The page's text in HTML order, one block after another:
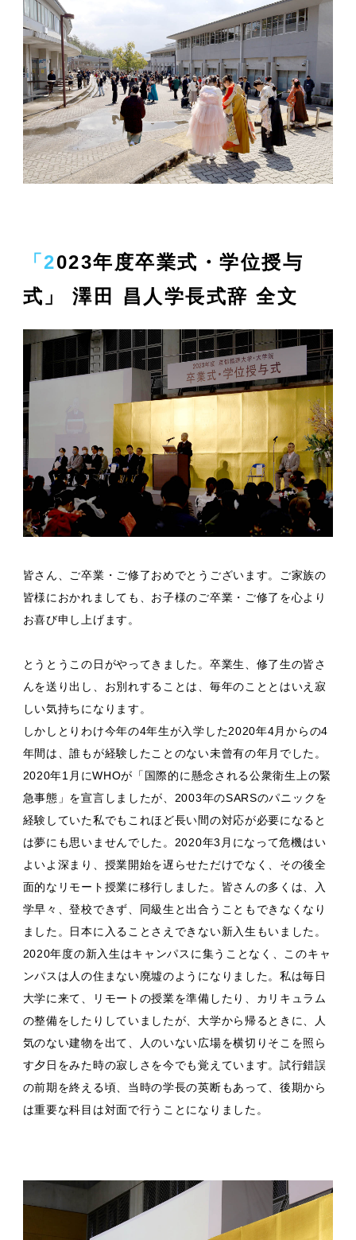
「2023年度卒業式・学位授与
式」 澤田 昌人学長式辞 全文
皆さん、ご卒業・ご修了おめでとうございます。ご家族の
皆様におかれましても、お子様のご卒業・ご修了を心より
お喜び申し上げます。
とうとうこの日がやってきました。卒業生、修了生の皆さ
んを送り出し、お別れすることは、毎年のこととはいえ寂
しい気持ちになります。
しかしとりわけ今年の4年生が入学した2020年4月からの4
年間は、誰もが経験したことのない未曾有の年月でした。
2020年1月にWHOが「国際的に懸念される公衆衛生上の緊
急事態」を宣言しましたが、2003年のSARSのパニックを
経験していた私でもこれほど長い間の対応が必要になると
は夢にも思いませんでした。2020年3月になって危機はい
よいよ深まり、授業開始を遅らせただけでなく、その後全
面的なリモート授業に移行しました。皆さんの多くは、入
学早々、登校できず、同級生と出合うこともできなくなり
ました。日本に入ることさえできない新入生もいました。
2020年度の新入生はキャンパスに集うことなく、このキャ
ンパスは人の住まない廃墟のようになりました。私は毎日
大学に来て、リモートの授業を準備したり、カリキュラム
の整備をしたりしていましたが、大学から帰るときに、人
気のない建物を出て、人のいない広場を横切りそこを照ら
す夕日をみた時の寂しさを今でも覚えています。試行錯誤
の前期を終える頃、当時の学長の英断もあって、後期から
は重要な科目は対面で行うことになりました。